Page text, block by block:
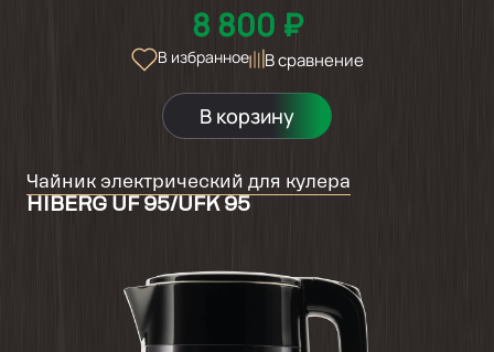
8 800 ₽
В избранное В сравнение
В корзину
Чайник электрический для кулера
HIBERG UF 95/UFK 95